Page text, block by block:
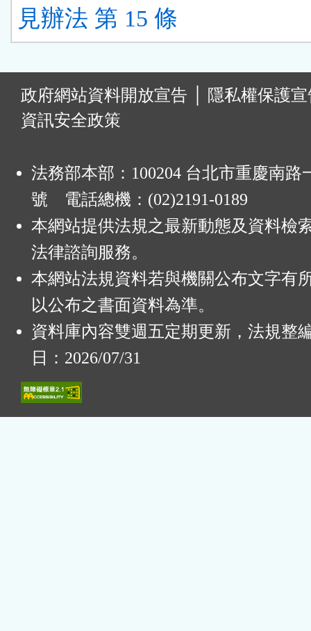
見辦法 第 15 條
政府網站資料開放宣告
隱私權保護
資訊安全政策
法務部本部：100204 台北市重慶南路
號 電話總機：(02)2191-0189
本網站提供法規之最新動態及資料檢
法律諮詢服務。
本網站法規資料若與機關公布文字有
以公布之書面資料為準。
資料庫內容雙週五定期更新，法規整
日：2026/07/31